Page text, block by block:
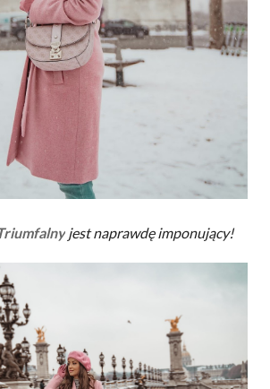
jest naprawdę imponujący!